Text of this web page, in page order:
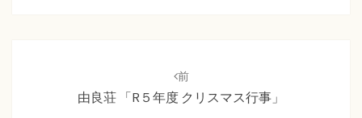
前
由良荘 「R５年度 クリスマス行事」